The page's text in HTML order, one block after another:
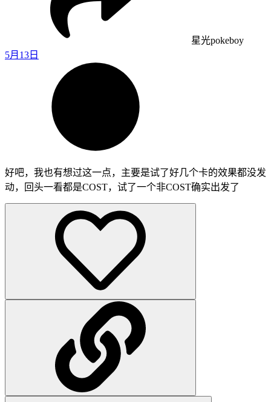
星光pokeboy
5月13日
好吧，我也有想过这一点，主要是试了好几个卡的效果都没发
动，回头一看都是COST，试了一个非COST确实出发了